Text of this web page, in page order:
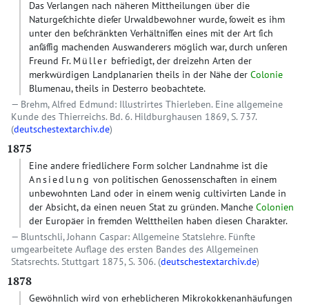
Das Verlangen nach näheren Mittheilungen über die
Naturgeſchichte dieſer Urwaldbewohner wurde, ſoweit es ihm
unter den beſchränkten Verhältniſſen eines mit der Art ſich
anſäſſig machenden Auswanderers möglich war, durch unſeren
Freund Fr. Müller befriedigt, der dreizehn Arten der
merkwürdigen Landplanarien theils in der Nähe der Colonie
Blumenau, theils in Desterro beobachtete.
Brehm, Alfred Edmund: Illustrirtes Thierleben. Eine allgemeine
Kunde des Thierreichs. Bd. 6. Hildburghausen 1869, S. 737.
(deutschestextarchiv.de)
1875
Eine andere friedlichere Form solcher Landnahme ist die
Ansiedlung von politischen Genossenschaften in einem
unbewohnten Land oder in einem wenig cultivirten Lande in
der Absicht, da einen neuen Stat zu gründen. Manche Colonien
der Europäer in fremden Welttheilen haben diesen Charakter.
Bluntschli, Johann Caspar: Allgemeine Statslehre. Fünfte
umgearbeitete Auflage des ersten Bandes des Allgemeinen
Statsrechts. Stuttgart 1875, S. 306. (deutschestextarchiv.de)
1878
Gewöhnlich wird von erheblicheren Mikrokokkenanhäufungen